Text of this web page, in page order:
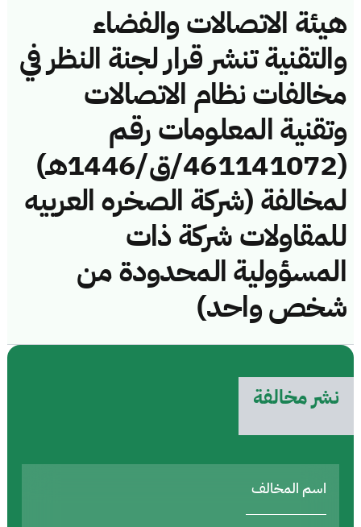
هيئة الاتصالات والفضاء
والتقنية تنشر قرار لجنة النظر في
مخالفات نظام الاتصالات
وتقنية المعلومات رقم
(461141072/ق/1446هـ)
لمخالفة (شركة الصخره العربيه
للمقاولات شركة ذات
المسؤولية المحدودة من
شخص واحد)
نشر مخالفة
اسم المخالف